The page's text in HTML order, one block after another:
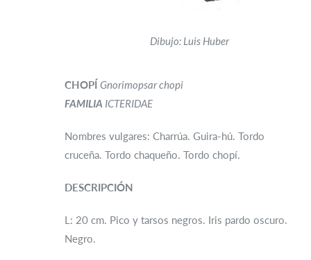
Dibujo: Luis Huber
CHOPÍ Gnorimopsar chopi
FAMILIA ICTERIDAE
Nombres vulgares: Charrúa. Guira-hú. Tordo
cruceña. Tordo chaqueño. Tordo chopí.
DESCRIPCIÓN
L: 20 cm. Pico y tarsos negros. Iris pardo oscuro.
Negro.